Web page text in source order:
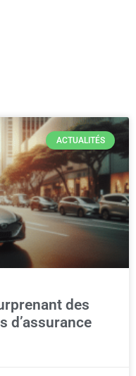
ACTUALITÉS
des
d’assurance